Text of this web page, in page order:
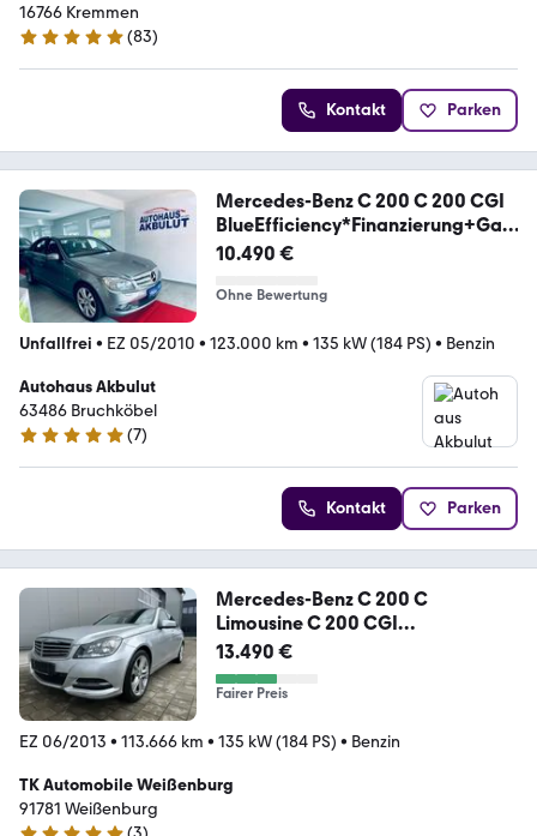
16766 Kremmen
4.8 Sterne
(83)
Kontakt Parken
Mercedes-Benz C 200 C 200 CGI
BlueEfficiency*Finanzierung+Gar
a
10.490 €
Ohne Bewertung
Unfallfrei • EZ 05/2010 • 123.000 km • 135 kW (184 PS) • Benzin
Autohaus Akbulut
63486 Bruchköbel
4.8 Sterne
(7)
Kontakt Parken
Mercedes-Benz C 200 C
Limousine C 200 CGI
BlueEfficiency/NAVI
13.490 €
Fairer Preis
EZ 06/2013 • 113.666 km • 135 kW (184 PS) • Benzin
TK Automobile Weißenburg
91781 Weißenburg